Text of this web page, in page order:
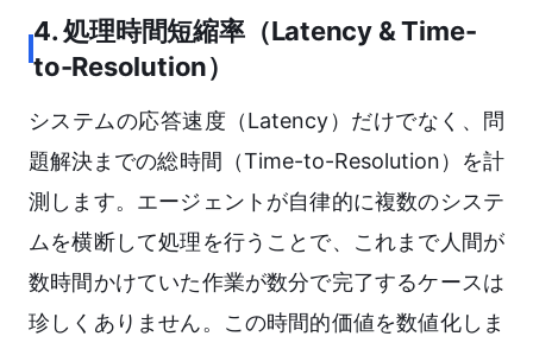
4. 処理時間短縮率（Latency & Time-
to-Resolution）
システムの応答速度（Latency）だけでなく、問
題解決までの総時間（Time-to-Resolution）を計
測します。エージェントが自律的に複数のシステ
ムを横断して処理を行うことで、これまで人間が
数時間かけていた作業が数分で完了するケースは
珍しくありません。この時間的価値を数値化しま